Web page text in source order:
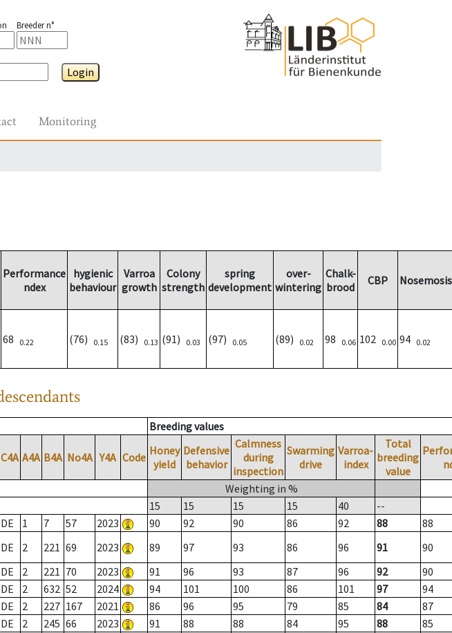
Breeder n°
Login
Monitoring
Performance
ndex
hygienic
behaviour
Varroa
growth
Colony
strength
spring
development
over-
wintering
Chalk-
brood
CBP Nosemosis
68 0.22 (76) 0.15 (83) 0.13 (91) 0.03 (97) 0.05 (89) 0.02 98 0.06 102 0.00 94 0.02
Breeding values
C4A A4A B4A No4A Y4A Code Honey
yield
Defensive
behavior
Calmness
during
inspection
Swarming
drive
Varroa-
index
Total
breeding
value
Weighting in %
15
15 15 15 40
--
DE 1 7 57 2023 90 92 90 86 92 88
88
DE 2 221 69 2023 89 97 93 86 96 91
90
DE 2 221 70 2023 91 96 93 87 96 92
90
DE 2 632 52 2024 94 101 100 86 101 97
94
DE 2 227 167 2021 86 96 95 79 85 84
87
DE 2 245 66 2023 91 88 88 84 95 88
85